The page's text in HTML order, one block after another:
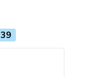
39